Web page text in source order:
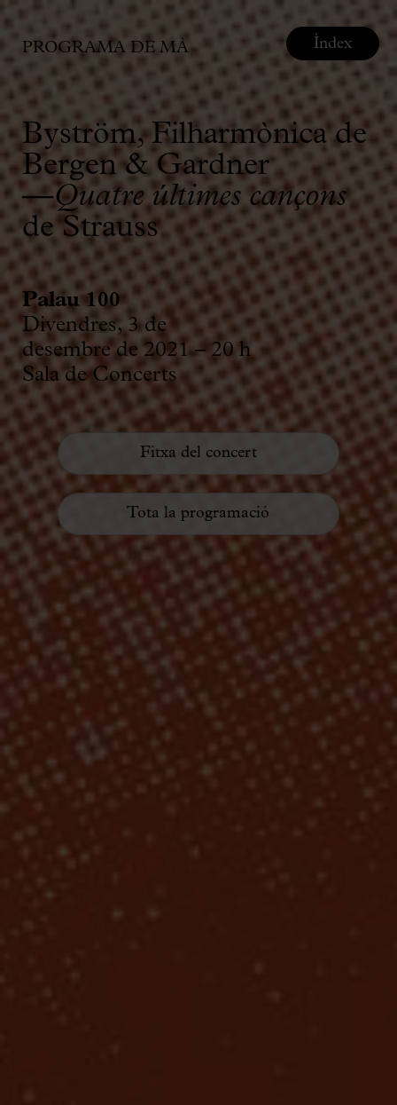
PROGRAMA DE MÀ
Byström, Filharmònica de
Bergen & Gardner
—Quatre últimes cançons
de Strauss
Palau 100
Divendres, 3 de
desembre de 2021 – 20 h
Sala de Concerts
Fitxa del concert
Tota la programació
Índex